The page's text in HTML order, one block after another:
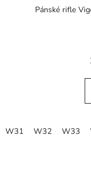
Pánské rifle
W31 W32 W33